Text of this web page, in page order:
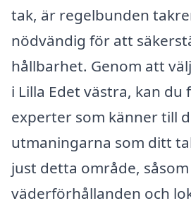
tak, är regelbunden
nödvändig för att
hållbarhet. Genom att
i Lilla Edet västra, kan du
experter som känner till
utmaningarna som ditt
just detta område, såsom
väderförhållanden och